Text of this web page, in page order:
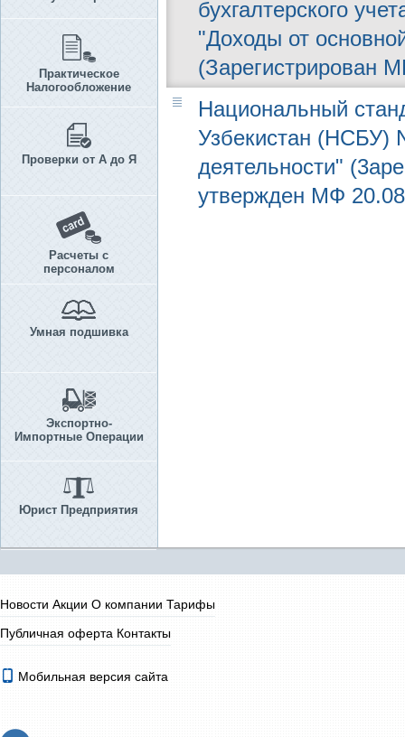
Практическое
Налогообложение
Проверки от А до Я
Расчеты с
персоналом
Умная подшивка
Экспортно-
Импортные Операции
Юрист Предприятия
бухгалтерского
"Доходы от
(Зарегистрирован
Национальный
Узбекистан (НСБУ)
деятельности"
утвержден МФ
Новости Акции О компании Тарифы
Публичная оферта Контакты
Мобильная версия сайта